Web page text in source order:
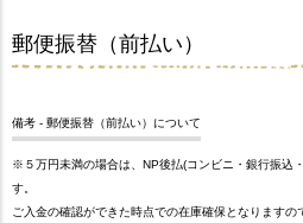
郵便振替（前払い）
備考 - 郵便振替（前払い）について
※５万円未満の場合は、NP後払(コンビニ・銀行振込
す。
ご入金の確認ができた時点での在庫確保となりますの